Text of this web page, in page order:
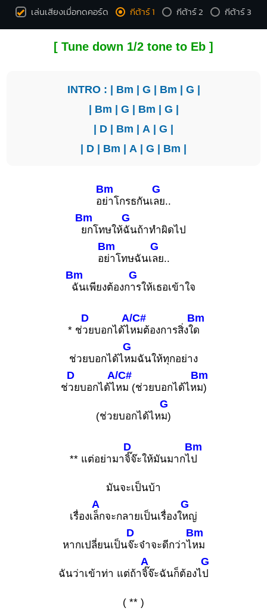
เล่นเสียงเมื่อกดคอร์ด กีต้าร์ 1 กีต้าร์ 2 กีต้าร์ 3
[ Tune down 1/2 tone to Eb ]
INTRO : | Bm | G | Bm | G |
| Bm | G | Bm | G |
| D | Bm | A | G |
| D | Bm | A | G | Bm |
อ
Bm
ย่าโกรธกันเ
G
ลย..
Bm
ยกโทษให้
G
ฉันถ้าทำผิดไป
อ
Bm
ย่าโทษฉันเ
G
ลย..
Bm
ฉันเพียงต้องก
G
ารให้เธอเข้าใจ
* ช่
D
วยบอกได้ไ
A/C#
หมต้องการสิ่งใ
Bm
ด
ช่วยบอกได้ไ
G
หมฉันให้ทุกอย่าง
ช่
D
วยบอกได้ไ
A/C#
หม (ช่วยบอกได้ไห
Bm
ม)
(ช่วยบอกได้ไห
G
ม)
** แต่อย่ามา
D
จิ๊จ๊ะให้มันมากไ
Bm
ป
มันจะเป็นบ้า
เรื่องเ
A
ล็กจะกลายเป็นเรื่องใ
G
หญ่
หากเปลี่ยนเป็น
D
จ๊ะจ๋าจะดีกว่าไ
Bm
หม
ฉันว่าเข้าท่า แต่ถ้า
A
จิ๊จ๊ะฉันก็ต้องไ
G
ป
( ** )